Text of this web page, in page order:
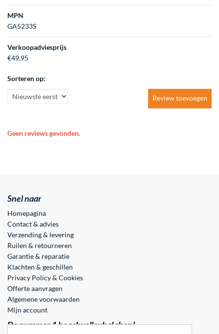
MPN
GA5233S
Verkoopadviesprijs
€49,95
Sorteren op:
Review toevoegen
Geen reviews gevonden.
Snel naar
Homepagina
Contact & advies
Verzending & levering
Ruilen & retourneren
Garantie & reparatie
Klachten & geschillen
Privacy Policy & Cookies
Offerte aanvragen
Algemene voorwaarden
Mijn account
De nummer 1 beachvolleybal shop!